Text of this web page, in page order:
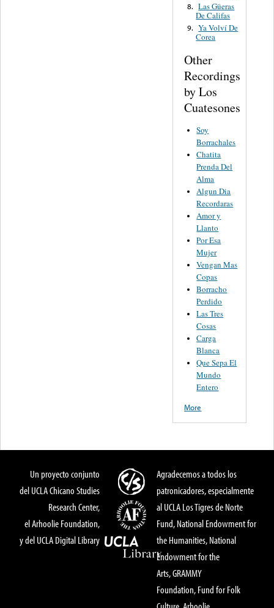
8. Las Güeras
De Califas
9. Ya Volví De
Corea
Other
Recordings
by Los
Cuatesones
Soy
Borrachales
Chatita
Prenda Del
Alma
Algun Dia
Recordaras
Amor y
Llanto
Por Esa
Mujer
Vengan Mas
Copas
Borracho
Perdido
Las Tres
Cosas
Carga
Blanca
Que Sepa El
Mundo
Entero
More
Un proyecto conjunto
del UCLA Chicano Studies
Research Center,
el Arhoolie Foundation,
y del UCLA Digital Library
Agradecemos a todos los
patronicadores, especialmente
al UCLA Los Tigres de Norte
Fund, National Endowment for
the Humanities, National
Endowment for the
Arts, GRAMMY
Foundation, Fund for Folk